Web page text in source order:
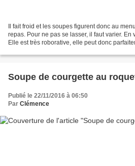
Il fait froid et les soupes figurent donc au
repas. Pour ne pas se lasser, il faut varier. En
Elle est très roborative, elle peut donc
Soupe de courgette au
Publié le 22/11/2016 à 06:50
Par Clémence